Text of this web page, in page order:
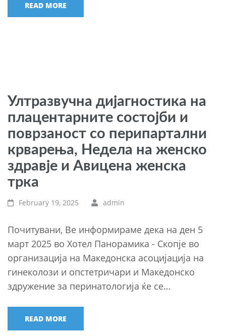
READ MORE
Ултразвучна дијагностика на
плацентарните состојби и
поврзаност со перипартални
крварења, Недела на женско
здравје и Авицена женска
трка
February 19, 2025 admin
Почитувани, Ве информираме дека на ден 5
март 2025 во Хотел Панорамика - Скопје во
организација на Македонска асоцијација на
гинеколози и опстетричари и Македонско
здружение за перинатологија ќе се…
READ MORE